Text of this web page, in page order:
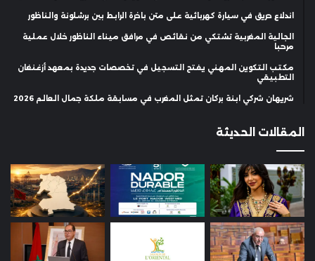
اندلاع حريق في سيارة كهربائية على متن باخرة الرابط بين برشلونة والناظور
الجالية المغربية تشتكي من نقائص في مرافق ميناء الناظور خلال عملية
مرحبا
مكتب التكوين المهني يفتح التسجيل في تخصصات جديدة بمعهد أزغنغان
التطبيقي
شريهان شركي ابنة بركان تمثل المغرب في مسابقة ملكة جمال العالم 2026
المقالات الحديثة